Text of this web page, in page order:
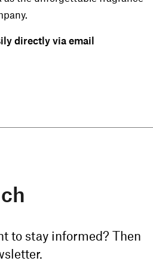
directly via email
to stay informed? Then